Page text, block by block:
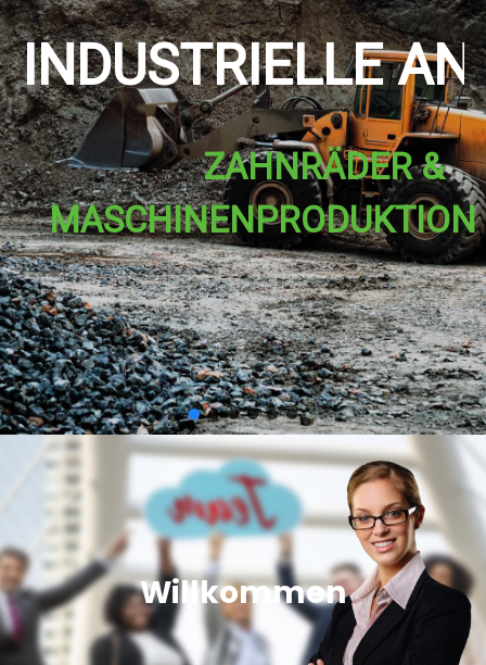
INDUSTRIELLE AN
ZAHNRÄDER &
MASCHINENPRODUKTION
Willkommen